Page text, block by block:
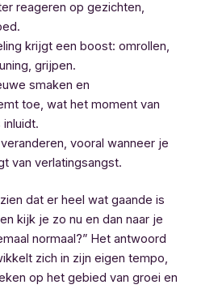
reageren op gezichten,
krijgt een boost: omrollen,
grijpen.
smaken en
toe, wat het moment van
vooral wanneer je
van verlatingsangst.
dat er heel wat gaande is
kijk je zo nu en dan naar je
normaal?” Het antwoord
zich in zijn eigen tempo,
op het gebied van groei en